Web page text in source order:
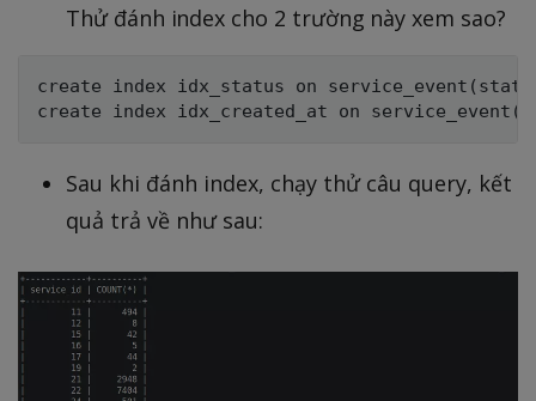
Thử đánh index cho 2 trường này xem sao?
create index idx_status on
Sau khi đánh index, chạy thử câu query, kết
quả trả về như sau: